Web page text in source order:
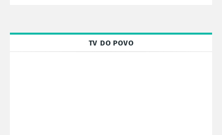
TV DO POVO